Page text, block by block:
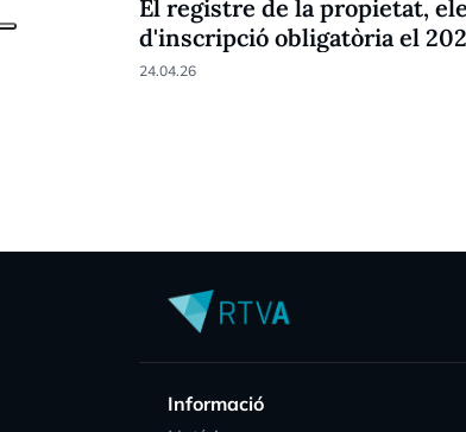
El registre de la propietat,
d'inscripció obligatòria el
24.04.26
Informació